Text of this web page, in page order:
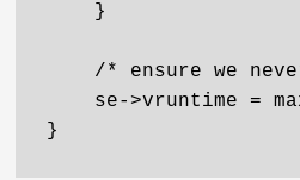
    }
/* ensure we
se->vruntime =